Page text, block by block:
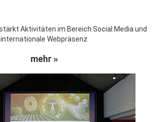
Aktivitäten im Bereich Social Media und
internationale Webpräsenz
mehr »